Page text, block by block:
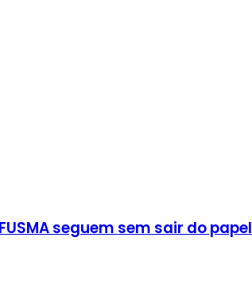
seguem sem sair do papel